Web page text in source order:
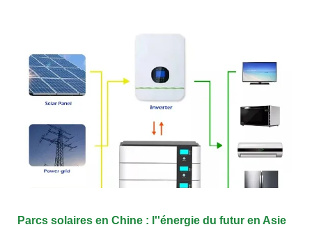
Parcs solaires en Chine : l''énergie du futur en Asie